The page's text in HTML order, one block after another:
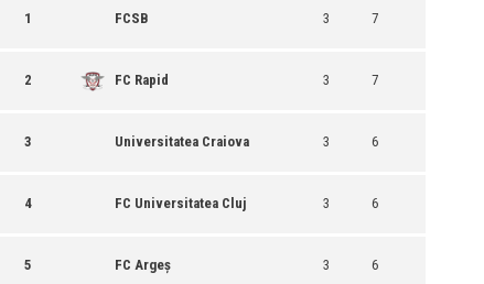
1 FCSB 3 7
2 FC Rapid 3 7
3 Universitatea Craiova 3 6
4 FC Universitatea Cluj 3 6
5 FC Argeș 3 6